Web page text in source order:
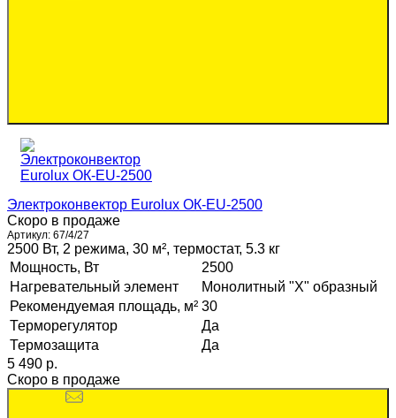
Электроконвектор Eurolux ОК-EU-2500
Скоро в продаже
Артикул: 67/4/27
2500 Вт, 2 режима, 30 м², термостат, 5.3 кг
Мощность, Вт
2500
Нагревательный элемент
Монолитный "Х" образный
Рекомендуемая площадь, м² 30
Терморегулятор
Да
Термозащита
Да
5 490 p.
Скоро в продаже